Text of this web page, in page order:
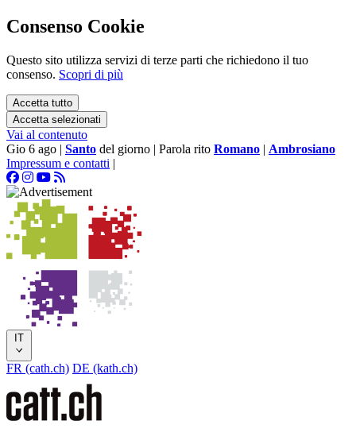
Consenso Cookie
Questo sito utilizza servizi di terze parti che richiedono il tuo
consenso. Scopri di più
Accetta tutto
Accetta selezionati
Vai al contenuto
Gio 6 ago | Santo del giorno | Parola rito Romano | Ambrosiano
Impressum e contatti |
IT
FR (cath.ch) DE (kath.ch)